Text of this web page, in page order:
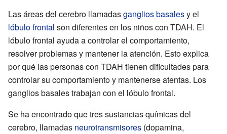
Las áreas del cerebro llamadasganglios basalesy el
lóbulo frontal son diferentes en los niños con TDAH. El
lóbulo frontal ayuda a controlar el comportamiento,
resolver problemas y mantener la atención. Esto explica
por qué las personas con TDAH tienen dificultades para
controlar su comportamiento y mantenerse atentas. Los
ganglios basales trabajan con el lóbulo frontal.
Se ha encontrado que tres sustancias químicas del
cerebro, llamadas neurotransmisores (dopamina,